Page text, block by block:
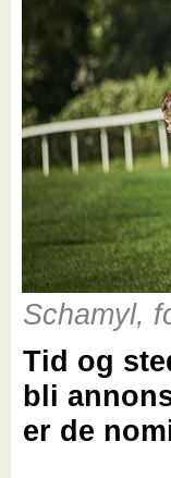
Schamyl,
Tid og
bli
er de